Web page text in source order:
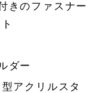
きのファスナー
ダー
アクリルスタ